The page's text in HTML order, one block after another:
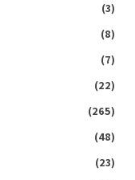
(3)
(8)
(7)
(22)
(265)
(48)
(23)